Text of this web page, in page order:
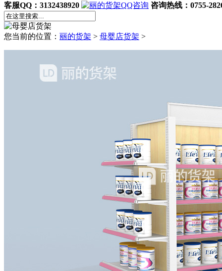
客服QQ：3132438920 咨询热线：0755-
您当前的位置： 丽的货架 > 母婴店货架 >